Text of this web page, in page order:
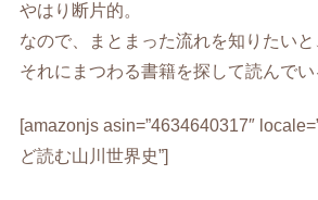
やはり断片的。
なので、まとまった流れを知りたい
それにまつわる書籍を探して読んでい
[amazonjs asin=”4634640317″
ど読む山川世界史”]